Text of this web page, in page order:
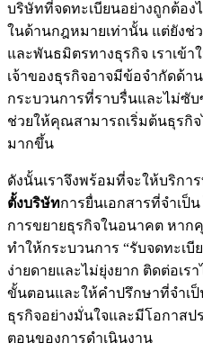
บริษัทที่จดทะเบียนอย่างถูกต้อง
ในด้านกฎหมายเท่านั้น แต่ยังช่
และพันธมิตรทางธุรกิจ เราเข้า
เจ้าของธุรกิจอาจมีข้อจำกัดด้า
กระบวนการที่ราบรื่นและไม่ซั
ช่วยให้คุณสามารถเริ่มต้นธุรกิ
มากขึ้น
ดังนั้นเราจึงพร้อมที่จะให้บริกา
ตั้งบริษัทการยื่นเอกสารที่จำเป็
การขยายธุรกิจในอนาคต หา
ทำให้กระบวนการ “รับจดทะเบี
ง่ายดายและไม่ยุ่งยาก ติดต่อเ
ขั้นตอนและให้คำปรึกษาที่จำเ
ธุรกิจอย่างมั่นใจและมีโอกาส
ตอนของการดำเนินงาน